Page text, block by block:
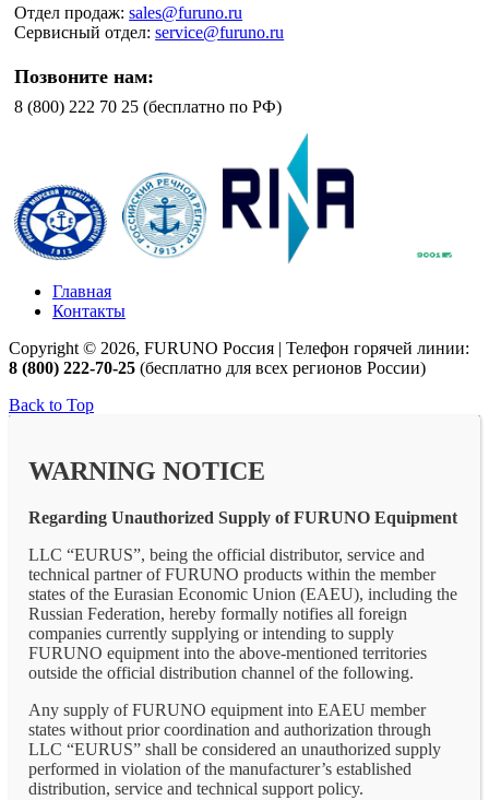
Отдел продаж:sales@furuno.ru
Сервисный отдел:service@furuno.ru
Позвоните нам:
8 (800) 222 70 25 (бесплатно по РФ)
Главная
Контакты
Copyright © 2026, FURUNO Россия | Телефон горячей линии:
8 (800) 222-70-25 (бесплатно для всех регионов России)
Back to Top
WARNING NOTICE
Regarding Unauthorized Supply of FURUNO Equipment
LLC “EURUS”, being the official distributor, service and
technical partner of FURUNO products within the member
states of the Eurasian Economic Union (EAEU), including the
Russian Federation, hereby formally notifies all foreign
companies currently supplying or intending to supply
FURUNO equipment into the above-mentioned territories
outside the official distribution channel of the following.
Any supply of FURUNO equipment into EAEU member
states without prior coordination and authorization through
LLC “EURUS” shall be considered an unauthorized supply
performed in violation of the manufacturer’s established
distribution, service and technical support policy.